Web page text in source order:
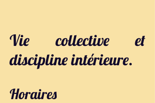
Vie collective et
discipline intérieure.
Horaires